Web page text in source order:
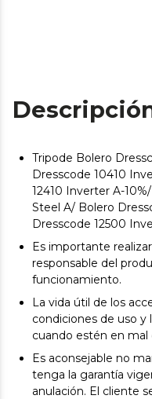
Tripode Bolero
Dresscode 10410
12410 Inverter A-
Steel A/ Bolero
Dresscode 12500
Es importante
responsable del
funcionamiento.
La vida útil de los
condiciones de uso y
cuando estén en mal
Es aconsejable no
tenga la garantía
anulación. El cliente